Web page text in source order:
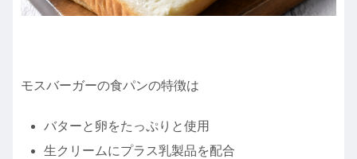
モスバーガーの食パンの特徴は
バターと卵をたっぷりと使用
生クリームにプラス乳製品を配合